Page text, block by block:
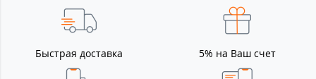
Быстрая доставка 5% на Ваш счет